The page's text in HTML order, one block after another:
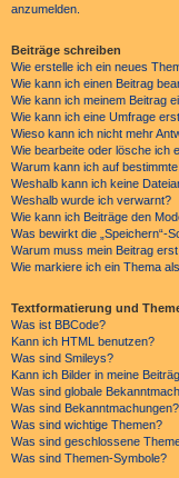
anzumelden.
Beiträge schreiben
Wie erstelle ich ein neues
Wie kann ich einen Beitrag
Wie kann ich meinem Beitrag
Wie kann ich eine Umfrage
Wieso kann ich nicht mehr
Wie bearbeite oder lösche ich
Warum kann ich auf
Weshalb kann ich keine
Weshalb wurde ich verwarnt?
Wie kann ich Beiträge den
Was bewirkt die „Speichern“-
Warum muss mein Beitrag
Wie markiere ich ein Thema
Textformatierung und
Was ist BBCode?
Kann ich HTML benutzen?
Was sind Smileys?
Kann ich Bilder in meine
Was sind globale
Was sind Bekanntmachungen?
Was sind wichtige Themen?
Was sind geschlossene
Was sind Themen-Symbole?